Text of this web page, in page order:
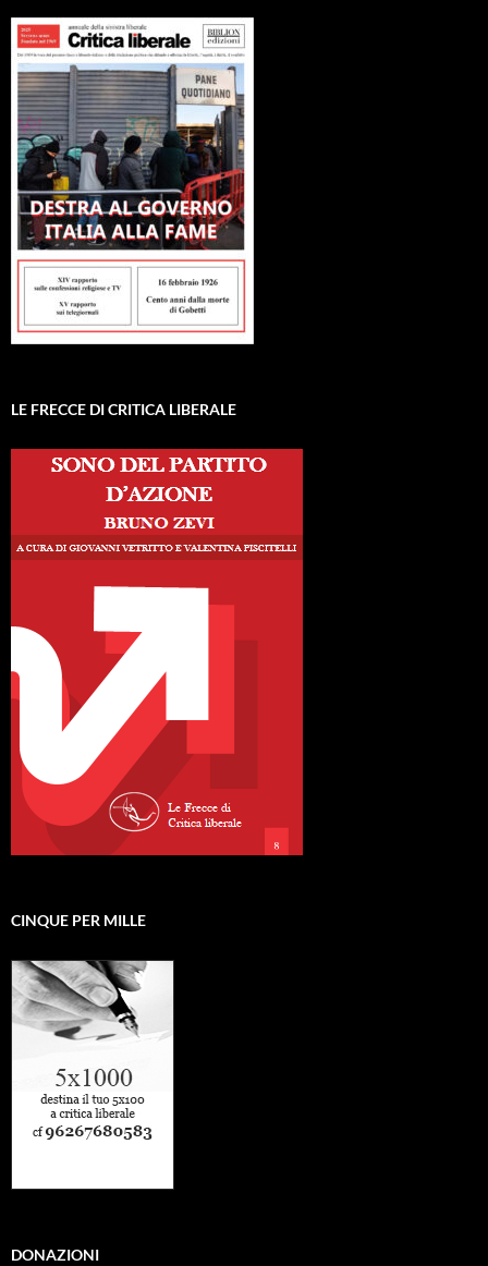
LE FRECCE DI CRITICA LIBERALE
CINQUE PER MILLE
DONAZIONI